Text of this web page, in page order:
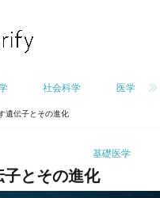
社会科学 医学
遺伝子とその進化
基礎医学
とその進化